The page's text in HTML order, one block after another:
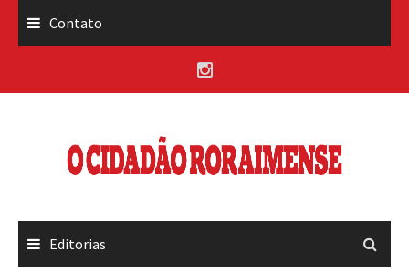
Contato
Editorias